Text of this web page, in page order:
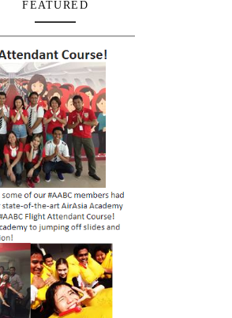
FEATURED